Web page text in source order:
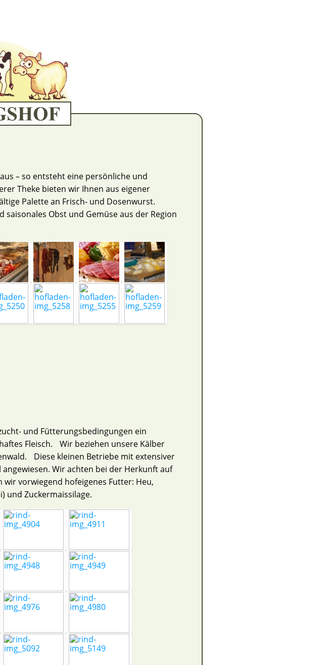
– so entsteht eine persönliche und
Theke bieten wir Ihnen aus eigener
Palette an Frisch- und Dosenwurst.
Obst und Gemüse aus der Region
und Fütterungsbedingungen ein
Fleisch. Wir beziehen unsere Kälber
Diese kleinen Betriebe mit extensiver
Wir achten bei der Herkunft auf
vorwiegend hofeigenes Futter: Heu,
und Zuckermaissilage.